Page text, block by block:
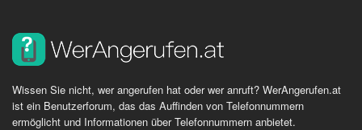
Wissen Sie nicht, wer angerufen hat oder wer anruft? WerAngerufen.at
ist ein Benutzerforum, das das Auffinden von Telefonnummern
ermöglicht und Informationen über Telefonnummern anbietet.